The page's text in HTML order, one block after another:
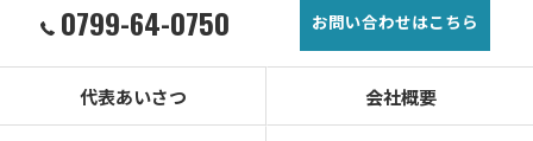
0799-64-0750 お問い合わせはこちら
代表あいさつ 会社概要